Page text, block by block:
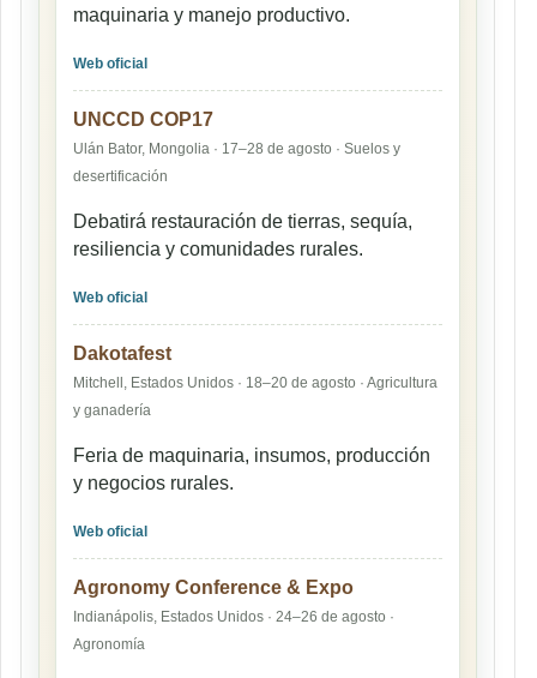
maquinaria y manejo productivo.
Web oficial
UNCCD COP17
Ulán Bator, Mongolia · 17–28 de agosto · Suelos y
desertificación
Debatirá restauración de tierras, sequía,
resiliencia y comunidades rurales.
Web oficial
Dakotafest
Mitchell, Estados Unidos · 18–20 de agosto · Agricultura
y ganadería
Feria de maquinaria, insumos, producción
y negocios rurales.
Web oficial
Agronomy Conference & Expo
Indianápolis, Estados Unidos · 24–26 de agosto ·
Agronomía